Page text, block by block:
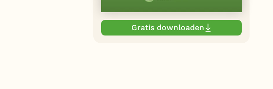
Gratis downloaden